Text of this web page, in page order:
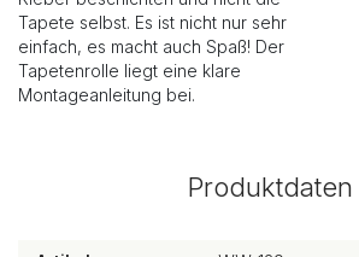
Tapete selbst. Es ist nicht nur sehr
einfach, es macht auch Spaß! Der
Tapetenrolle liegt eine klare
Montageanleitung bei.
Produktdaten